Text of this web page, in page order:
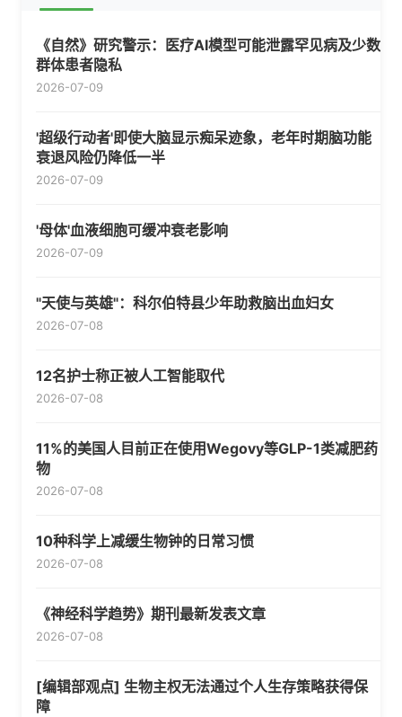
《自然》研究警示：医疗AI模型可能泄露罕见病及少数
群体患者隐私
2026-07-09
'超级行动者'即使大脑显示痴呆迹象，老年时期脑功能
衰退风险仍降低一半
2026-07-09
'母体'血液细胞可缓冲衰老影响
2026-07-09
"天使与英雄"：科尔伯特县少年助救脑出血妇女
2026-07-08
12名护士称正被人工智能取代
2026-07-08
11%的美国人目前正在使用Wegovy等GLP-1类减肥药
物
2026-07-08
10种科学上减缓生物钟的日常习惯
2026-07-08
《神经科学趋势》期刊最新发表文章
2026-07-08
[编辑部观点] 生物主权无法通过个人生存策略获得保
障